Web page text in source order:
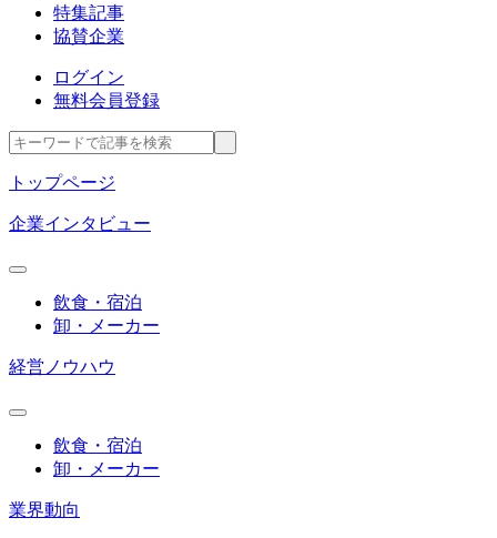
特集記事
協賛企業
ログイン
無料会員登録
トップページ
企業インタビュー
飲食・宿泊
卸・メーカー
経営ノウハウ
飲食・宿泊
卸・メーカー
業界動向